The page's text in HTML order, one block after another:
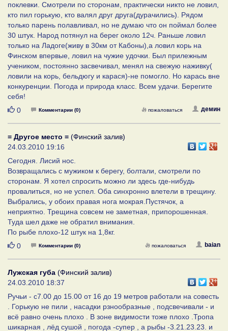
поклевки. Смотрели по сторонам, практически никто не ловил,
кто пил горькую, кто валял друг друга(дурачились). Рядом
только парень полавливал, но не думаю что он поймал более
30 штук. Народ потянул на берег около 12ч. Раньше ловил
только на Ладоге(живу в 30км от Кабоны),а ловил корь на
Финском впервые, ловил на чужие удочки. Был прилежным
учеником, постоянно засвечивал, менял на свежую наживку(
ловили на корь, бельдюгу и карася)-не помогло. Но карась вне
конкуренции. Погода и природа класс. Всем удачи. Берегите
себя!
Нравится
0 Комментарии (0) демин
пожаловаться
= Другое место = (Финский залив)
24.03.2010 19:16
Сегодня. Лисий нос.
Возвращались с мужиком к берегу, болтали, смотрели по
сторонам. Я хотел спросить можно ли здесь где-нибудь
провалиться, но не успел. Оба синхронно влетели в трещину.
Выбрались, у обоих правая нога мокрая.Пустячок, а
неприятно. Трещина совсем не заметная, припорошенная.
Туда шел даже не обратил внимания.
По рыбе плохо-12 штук на 1,8кг.
Нравится
0 Комментарии (0) baian
пожаловаться
Лужская губа (Финский залив)
24.03.2010 18:37
Ручьи - с7.00 до 15.00 от 16 до 19 метров работали на совесть
. Горькую не пили , насадки рзнообразные , подсвечивали - и
всё равно очень плохо . В зоне видимости тоже плохо .Тропа
шикарная , лёд сушой , погода -супер , а рыбы -3.21.23.23. и